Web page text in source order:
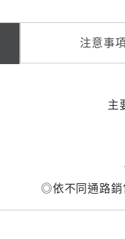
注意事項
主
◎依不同通路銷